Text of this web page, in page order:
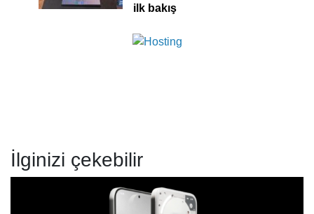
ilk bakış
İlginizi çekebilir